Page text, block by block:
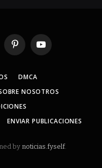
PinterestYouTube
DMCA
NOSOTROS
ENVIAR PUBLICACIONES
by noticias.fyself.